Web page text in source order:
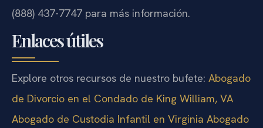
(888) 437-7747 para más información.
Enlaces útiles
Explore otros recursos de nuestro bufete: Abogado
de Divorcio en el Condado de King William, VA
Abogado de Custodia Infantil en Virginia Abogado